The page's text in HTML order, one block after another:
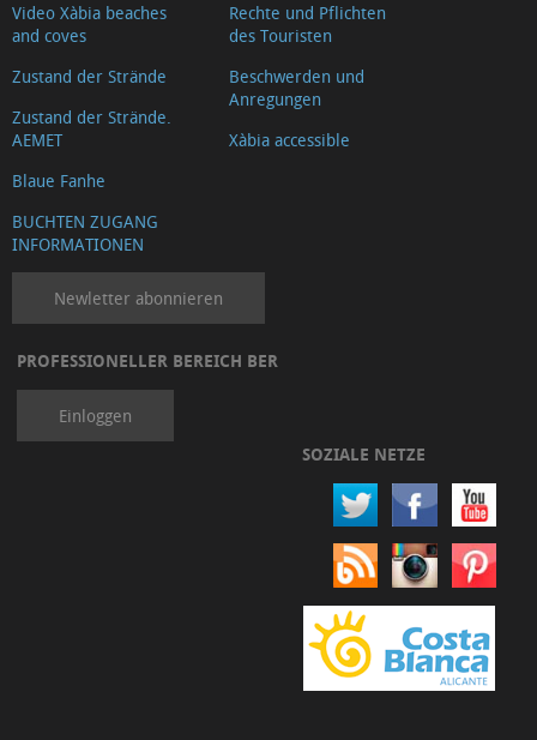
Video Xàbia beaches
and coves
Zustand der Strände
Zustand der Strände.
AEMET
Blaue Fanhe
BUCHTEN ZUGANG
INFORMATIONEN
Rechte und Pflichten
des Touristen
Beschwerden und
Anregungen
Xàbia accessible
Newletter abonnieren
PROFESSIONELLER BEREICH BER
Einloggen
SOZIALE NETZE